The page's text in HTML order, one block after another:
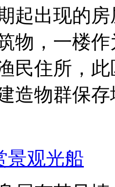
起出现的
物，一楼作
民住所，
造物群保
景观光船